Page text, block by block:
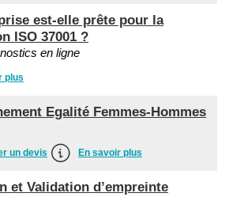
est-elle prête pour la
ISO 37001 ?
en ligne
plus
Egalité Femmes-Hommes
un devis En savoir plus
et Validation d’empreinte